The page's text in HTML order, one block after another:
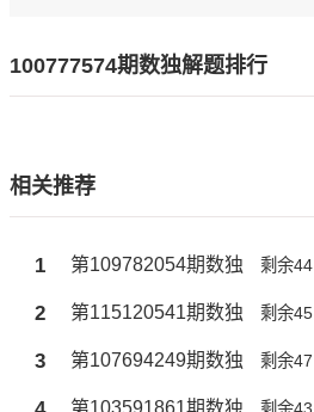
100777574期数独解题排行
相关推荐
1 第109782054期数独 剩余44
2 第115120541期数独 剩余45
3 第107694249期数独 剩余47
第103591861期数独